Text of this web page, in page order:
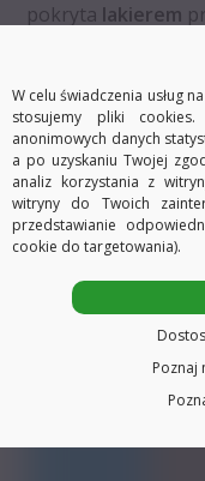
pokryta lakierem
długości. (prosimy
składaniu
UWAGA – aukcja
dobrać pozostałe
W celu świadczenia usług
stosujemy pliki
anonimowych danych
a po uzyskaniu Twojej
analiz korzystania z
witryny do Twoich
przedstawianie
cookie do targetowania).
Poznaj